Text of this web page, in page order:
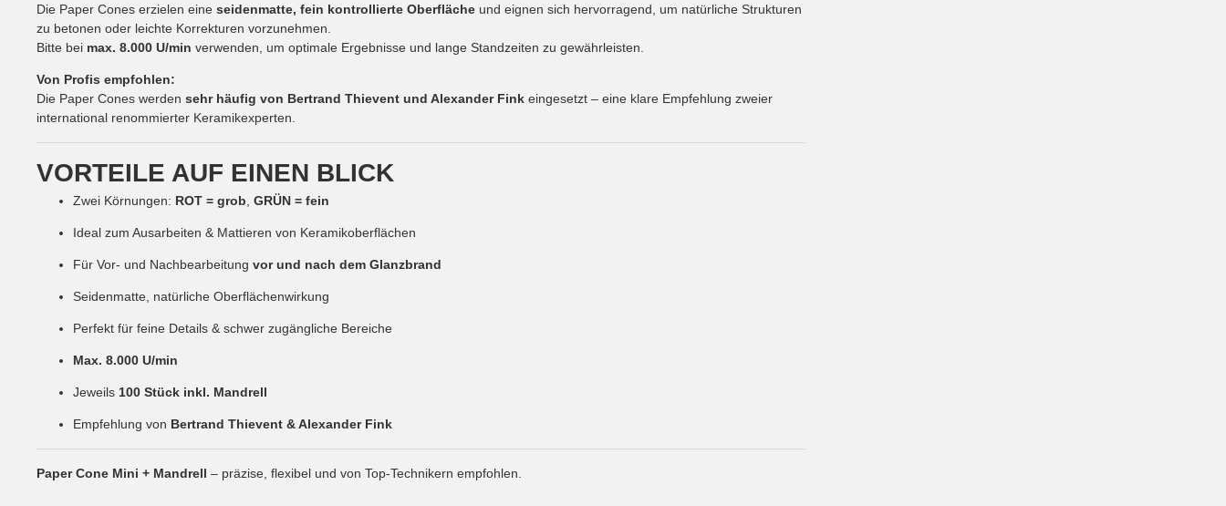
Die Paper Cones erzielen eine seidenmatte, fein kontrollierte Oberfläche und eignen sich hervorragend, um natürliche Strukturen
zu betonen oder leichte Korrekturen vorzunehmen.
Bitte bei max. 8.000 U/min verwenden, um optimale Ergebnisse und lange Standzeiten zu gewährleisten.
Von Profis empfohlen:
Die Paper Cones werden sehr häufig von Bertrand Thievent und Alexander Fink eingesetzt – eine klare Empfehlung zweier
international renommierter Keramikexperten.
VORTEILE AUF EINEN BLICK
Zwei Körnungen: ROT = grob, GRÜN = fein
Ideal zum Ausarbeiten & Mattieren von Keramikoberflächen
Für Vor- und Nachbearbeitung vor und nach dem Glanzbrand
Seidenmatte, natürliche Oberflächenwirkung
Perfekt für feine Details & schwer zugängliche Bereiche
Max. 8.000 U/min
Jeweils 100 Stück inkl. Mandrell
Empfehlung von Bertrand Thievent & Alexander Fink
Paper Cone Mini + Mandrell – präzise, flexibel und von Top-Technikern empfohlen.